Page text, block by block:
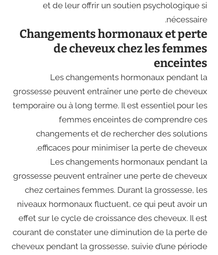
et de leur offrir un soutien psychologique si
nécessaire.
Changements hormonaux et perte
de cheveux chez les femmes
enceintes
Les changements hormonaux pendant la
grossesse peuvent entraîner une perte de cheveux
temporaire ou à long terme. Il est essentiel pour les
femmes enceintes de comprendre ces
changements et de rechercher des solutions
efficaces pour minimiser la perte de cheveux.
Les changements hormonaux pendant la
grossesse peuvent entraîner une perte de cheveux
chez certaines femmes. Durant la grossesse, les
niveaux hormonaux fluctuent, ce qui peut avoir un
effet sur le cycle de croissance des cheveux. Il est
courant de constater une diminution de la perte de
cheveux pendant la grossesse, suivie d’une période